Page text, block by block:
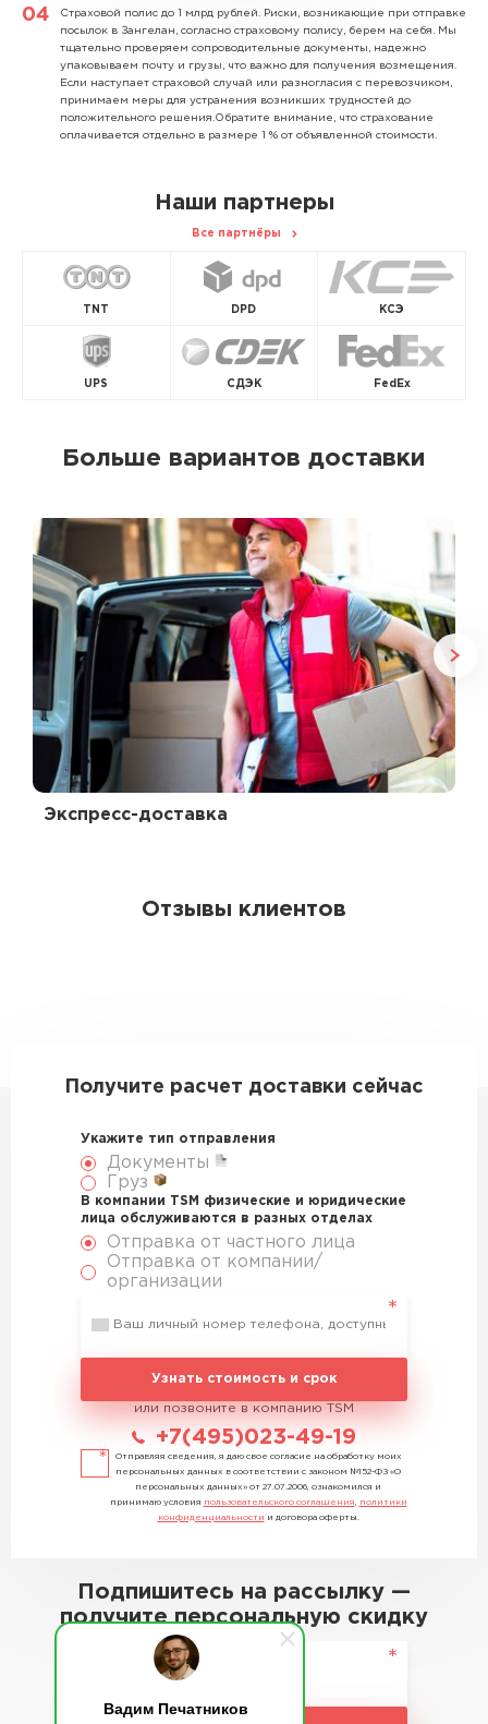
Вадим Печатников
Страховой полис до 1 млрд рублей.
Риски, возникающие при отправке
посылок в Зангелан, согласно страховому полису, берем на себя. Мы
тщательно проверяем сопроводительные документы, надежно
упаковываем почту и грузы, что важно для получения возмещения.
Если наступает страховой случай или разногласия с перевозчиком,
принимаем меры для устранения возникших трудностей до
положительного решения.Обратите внимание, что страхование
оплачивается отдельно в размере 1 % от объявленной стоимости.
Наши партнеры
Все партнёры
TNT DPD КСЭ
UPS СДЭК FedEx
Больше вариантов доставки
Экспресс-доставка
Отзывы клиентов
Получите расчет доставки сейчас
Укажите тип отправления
Документы
Груз
В компании TSM физические и юридические
лица обслуживаются в разных отделах
Отправка от частного лица
Отправка от компании/
организации
Узнать стоимость и срок
или позвоните в компанию TSM
+7(495)023-49-19
Отправляя сведения, я даю свое согласие на обработку моих
персональных данных в соответствии с законом №152-ФЗ «О
персональных данных» от 27.07.2006, ознакомился и
принимаю условия пользовательского соглашения
политики
конфиденциальности и договора оферты.
Подпишитесь на рассылку —
получите персональную скидку